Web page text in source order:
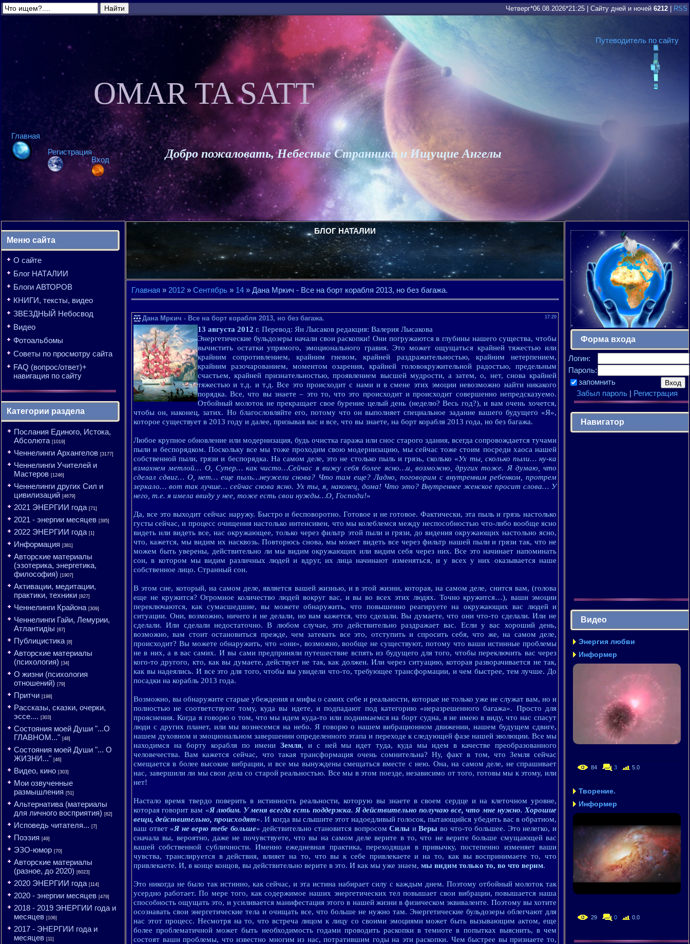
Четверг*06.08.2026*21:25 Сайту дней и ночей 6212 RSS
Путеводитель по сайту
Главная
Регистрация
Вход
OMAR TA SATT
Добро пожаловать, Небесные Странники и Ищущие Ангелы
Меню сайта
О сайте
Блог НАТАЛИИ
Блоги АВТОРОВ
КНИГИ, тексты, видео
ЗВЕЗДНЫЙ Небосвод
Видео
Фотоальбомы
Советы по просмотру сайта
FAQ (вопрос/ответ)+
навигация по сайту
Категории раздела
Послания Единого, Истока,
Абсолюта [1019]
Ченнелинги Архангелов [3177]
Ченнелинги Учителей и
Мастеров [1246]
Ченнелинги других Сил и
цивилизаций [4679]
2021 ЭНЕРГИИ года [71]
2021 - энергии месяцев [395]
2022 ЭНЕРГИИ года [1]
Информация [381]
Авторские материалы
(эзотерика, энергетика,
философия) [1907]
Активации, медитации,
практики, техники [827]
Ченнелинги Крайона [309]
Ченнелинги Гайи, Лемурии,
Атлантидіы [87]
Публицистика [8]
Авторские материалы
(психология) [34]
О жизни (психология
отношений) [79]
Притчи [198]
Рассказы, сказки, очерки,
эссе.... [303]
Состояния моей Души "...О
ГЛАВНОМ..." [48]
Состояния моей Души "... О
ЖИЗНИ..." [46]
Видео, кино [303]
Мои озвученные
размышления [51]
Альтернатива (материалы
для личного восприятия) [62]
Исповедь читателя... [7]
Поэзия [49]
ЭЗО-юмор [70]
Авторские материалы
(разное, до 2020) [6023]
2020 ЭНЕРГИИ года [114]
2020 - энергии месяцев [479]
2018 - 2019 ЭНЕРГИИ года и
месяцев [106]
2017 - ЭНЕРГИИ года и
месяцев [11]
БЛОГ НАТАЛИИ
Главная » 2012 » Сентябрь » 14 » Дана Мркич - Все на борт корабля 2013, но без багажа.
17:20
Дана Мркич - Все на борт корабля 2013, но без багажа.
13 августа 2012 г. Перевод: Ян Лысаков редакция: Валерия Лысакова
Энергетические бульдозеры начали свои раскопки! Они погружаются в глубины нашего существа, чтобы
вычистить остатки упрямого, эмоционального гравия. Это может ощущаться крайней тяжестью или
крайним сопротивлением, крайним гневом, крайней раздражительностью, крайним нетерпением,
крайним разочарованием, моментом озарения, крайней головокружительной радостью, предельным
счастьем, крайней признательностью, проявлением высшей мудрости, а затем, о, нет, снова крайней
тяжестью и т.д. и т.д. Все это происходит с нами и в смене этих эмоции невозможно найти никакого
порядка. Все, что вы знаете – это то, что это происходит и происходит совершенно непредсказуемо.
Отбойный молоток не прекращает свое бурение целый день (неделю? Весь год?), и вам очень хочется,
чтобы он, наконец, затих. Но благословляйте его, потому что он выполняет специальное задание вашего будущего «Я»,
которое существует в 2013 году и далее, призывая вас и все, что вы знаете, на борт корабля 2013 года, но без багажа.
Любое крупное обновление или модернизация, будь очистка гаража или снос старого здания, всегда сопровождается тучами
пыли и беспорядком. Поскольку все мы тоже проходим свою модернизацию, мы сейчас тоже стоим посреди хаоса нашей
собственной пыли, грязи и беспорядка. На самом деле, это не столько пыль и грязь, сколько «Ух ты, сколько пыли… ну-ка
взмахнем метлой… О, Супер… как чисто…Сейчас я вижу себя более ясно…и, возможно, других тоже. Я думаю, что
сделал сдвиг… О, нет… еще пыль…неужели снова? Что там еще? Ладно, поговорим с внутренним ребенком, протрем
зеркало… вот так лучше… сейчас снова ясно. Ух ты, я, наконец, дома! Что это? Внутреннее женское просит слова… У
него, т.е. я имела ввиду у нее, тоже есть свои нужды…О, Господи!»
Да, все это выходит сейчас наружу. Быстро и бесповоротно. Готовое и не готовое. Фактически, эта пыль и грязь настолько
густы сейчас, и процесс очищения настолько интенсивен, что мы колеблемся между неспособностью что-либо вообще ясно
видеть или видеть все, нас окружающее, только через фильтр этой пыли и грязи, до видения окружающих настольно ясно,
что, кажется, мы видим их насквозь. Повторюсь снова, мы может видеть все через фильтр нашей пыли и грязи так, что не
можем быть уверены, действительно ли мы видим окружающих или видим себя через них. Все это начинает напоминать
сон, в котором мы видим различных людей и вдруг, их лица начинают изменяться, и у всех у них оказывается наше
собственное лицо. Странный сон.
В этом сне, который, на самом деле, является вашей жизнью, и в этой жизни, которая, на самом деле, снится вам, (голова
еще не кружится? Огромное количество людей вокруг вас, и вы во всех этих людях. Точно кружится…), ваши эмоции
переключаются, как сумасшедшие, вы можете обнаружить, что повышенно реагируете на окружающих вас людей и
ситуации. Они, возможно, ничего и не делали, но вам кажется, что сделали. Вы думаете, что они что-то сделали. Или не
сделали. Или сделали недостаточно. В любом случае, это действительно раздражает вас. Если у вас хороший день,
возможно, вам стоит остановиться прежде, чем затевать все это, отступить и спросить себя, что же, на самом деле,
происходит? Вы можете обнаружить, что «они», возможно, вообще не существуют, потому что ваши истинные проблемы
не в них, а в вас самих. И вы сами предприняли путешествие вспять из будущего для того, чтобы переключить вас через
кого-то другого, кто, как вы думаете, действует не так, как должен. Или через ситуацию, которая разворачивается не так,
как вы надеялись. И все это для того, чтобы вы увидели что-то, требующее трансформации, и чем быстрее, тем лучше. До
посадки на корабль 2013 года.
Возможно, вы обнаружите старые убеждения и мифы о самих себе и реальности, которые не только уже не служат вам, но и
полностью не соответствуют тому, куда вы идете, и подпадают под категорию «неразрешенного багажа». Просто для
прояснения. Когда я говорю о том, что мы идем куда-то или поднимаемся на борт судна, я не имею в виду, что нас спасут
люди с других планет, или мы вознесемся на небо. Я говорю о нашем вибрационном движении, нашем будущем сдвиге,
нашем духовном и эмоциональном завершении определенного этапа и переходе к следующей фазе нашей эволюции. Все мы
находимся на борту корабля по имени Земля, и с ней мы идет туда, куда мы идем в качестве преобразованного
человечества. Вам кажется сейчас, что такая трансформация очень сомнительна? Ну, факт в том, что Земля сейчас
смещается в более высокие вибрации, и все мы вынуждены смещаться вместе с нею. Она, на самом деле, не спрашивает
нас, завершили ли мы свои дела со старой реальностью. Все мы в этом поезде, независимо от того, готовы мы к этому, или
нет!
Настало время твердо поверить в истинность реальности, которую вы знаете в своем сердце и на клеточном уровне,
которая говорит вам «Я любим. У меня всегда есть поддержка. Я действительно получаю все, что мне нужно. Хорошие
вещи, действительно, происходят». И когда вы слышите этот надоедливый голосок, пытающийся убедить вас в обратном,
ваш ответ «Я не верю тебе больше» действительно становится вопросомСилы иВерыво что-то большее. Это нелегко, и
сначала вы, вероятно, даже не почувствуете, что вы на самом деле верите в то, что не верите больше смущающей вас
вашей собственной субличности. Именно ежедневная практика, переходящая в привычку, постепенно изменяет ваши
чувства, транслируется в действия, влияет на то, что вы к себе привлекаете и на то, как вы воспринимаете то, что
привлекаете. И, в конце концов, вы действительно верите в это. И как мы уже знаем, мы видим только то, во что верим.
Это никогда не было так истинно, как сейчас, и эта истина набирает силу с каждым днем. Поэтому отбойный молоток так
усердно работает. По мере того, как содержимое наших энергетических тел повышает свои вибрации, повышается наша
способность ощущать это, и усиливается манифестация этого в нашей жизни в физическом эквиваленте. Поэтому вы хотите
осознавать свои энергетические тела и очищать все, что больше не нужно там. Энергетические бульдозеры облегчают для
нас этот процесс. Несмотря на то, что встреча лицом к лицу со своими эмоциями может быть вызывающим актом, еще
более проблематичной может быть необходимость годами проводить раскопки в темноте в попытках выяснить, в чем
состоят ваши проблемы, что известно многим из нас, потратившим годы на эти раскопки. Чем быстрее вы признаете то,
Форма входа
Логин:
Пароль:
запомнить
Забыл пароль| Регистрация
Навигатор
Видео
Энергия любви
Информер
84 3 5.0
Творение.
Информер
29 0 0.0